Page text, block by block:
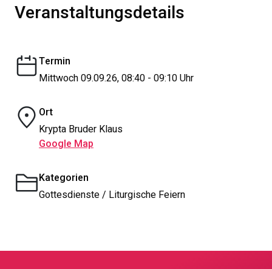
Veranstaltungsdetails
Termin
Mittwoch 09.09.26, 08:40 - 09:10 Uhr
Ort
Krypta Bruder Klaus
Google Map
Kategorien
Gottesdienste / Liturgische Feiern